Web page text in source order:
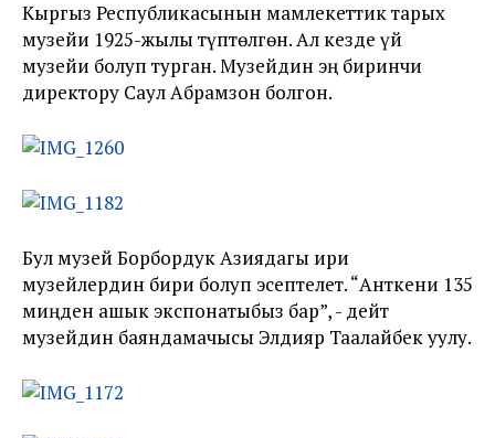
Кыргыз Республикасынын мамлекеттик тарых
музейи 1925-жылы түптөлгөн. Ал кезде үй
музейи болуп турган. Музейдин эң биринчи
директору Саул Абрамзон болгон.
Бул музей Борбордук Азиядагы ири
музейлердин бири болуп эсептелет. “Анткени 135
миңден ашык экспонатыбыз бар”, - дейт
музейдин баяндамачысы Элдияр Таалайбек уулу.